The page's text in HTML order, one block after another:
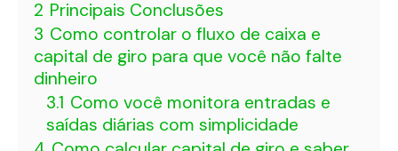
2 Principais Conclusões
3 Como controlar o fluxo de caixa e
capital de giro para que você não falte
dinheiro
3.1 Como você monitora entradas e
saídas diárias com simplicidade